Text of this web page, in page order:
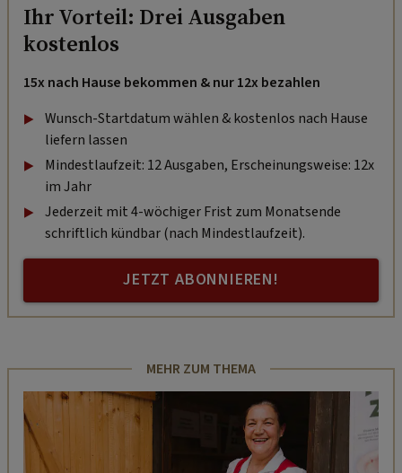
Ihr Vorteil: Drei Ausgaben
kostenlos
15x nach Hause bekommen & nur 12x bezahlen
Wunsch-Startdatum wählen & kostenlos nach Hause
liefern lassen
Mindestlaufzeit: 12 Ausgaben, Erscheinungsweise: 12x
im Jahr
Jederzeit mit 4-wöchiger Frist zum Monatsende
schriftlich kündbar (nach Mindestlaufzeit).
JETZT ABONNIEREN!
MEHR ZUM THEMA